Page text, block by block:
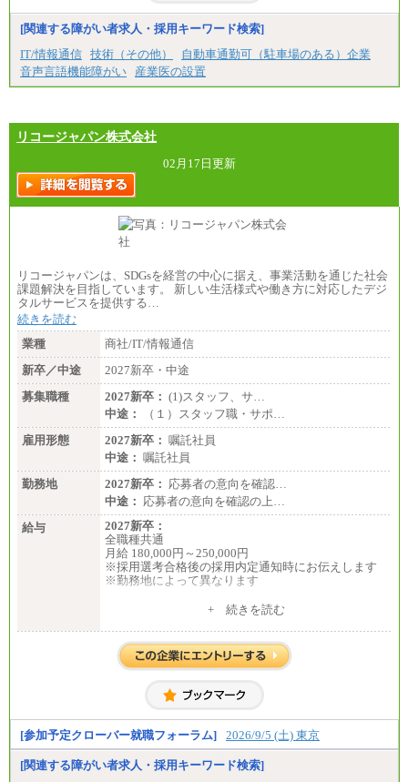
※試用期間中の給与に変更はありません。
ます。
[関連する障がい者求人・採用キーワード検索]
IT/情報通信 技術（その他）
自動車通勤可（駐車場のある）企業
音声言語機能障がい
産業医の設置
リコージャパン株式会社
02月17日更新
リコージャパンは、SDGsを経営の中心に据え、事業活動を通じた社会
課題解決を目指しています。 新しい生活様式や働き方に対応したデジ
タルサービスを提供する…
続きを読む
業種
商社/IT/情報通信
新卒／中途
2027新卒・中途
募集職種
2027新卒： (1)スタッフ、サ…
中途：
（１）スタッフ職・サポ…
雇用形態
2027新卒： 嘱託社員
中途： 嘱託社員
勤務地
2027新卒： 応募者の意向を確認…
中途： 応募者の意向を確認の上…
給与
2027新卒：
全職種共通
月給 180,000円～250,000円
※採用選考合格後の採用内定通知時にお伝えします
※勤務地によって異なります
月給 200,000円～250,000円
入社時の処遇は経験・能力を考慮の上、当社規程に
より決定します。
お伝えします。
+ 続きを読む
[参加予定クローバー就職フォーラム] 2026/9/5 (土) 東京
[関連する障がい者求人・採用キーワード検索]